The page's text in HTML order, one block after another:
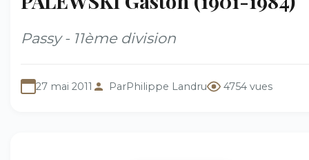
Passy - 11ème division
27 mai 2011 ParPhilippe Landru 4754 vues